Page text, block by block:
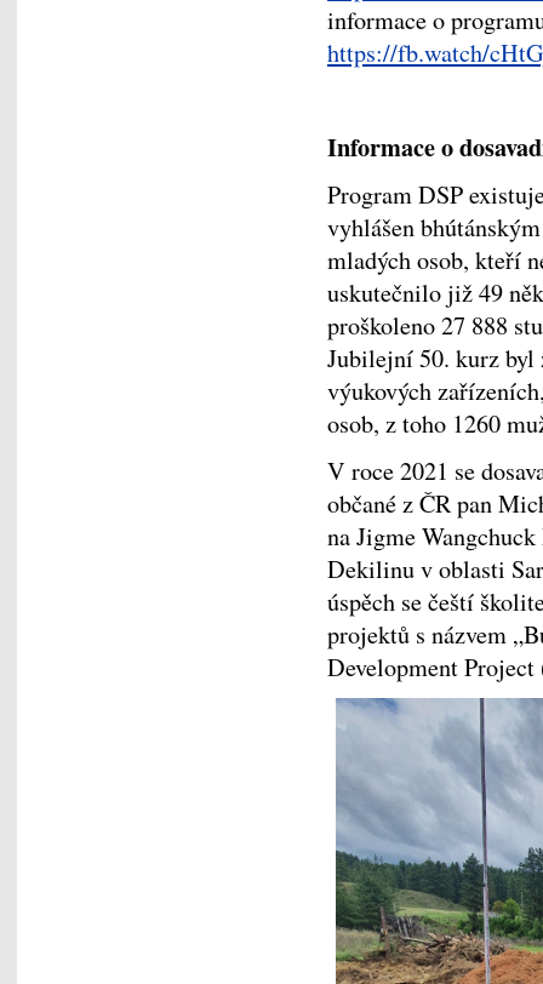
informace o
https://fb.watch/
Informace o
Program DSP
vyhlášen
mladých osob, kteří
uskutečnilo již 49
proškoleno 27 888
Jubilejní 50. kurz byl
výukových
osob, z toho 1260
V roce 2021 se
občané z ČR pan
na Jigme
Dekilinu v oblasti
úspěch se čeští
projektů s názvem
Development